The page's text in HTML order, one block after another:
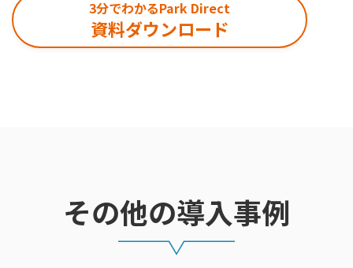
3分でわかるPark Direct
資料ダウンロード
その他の導入事例